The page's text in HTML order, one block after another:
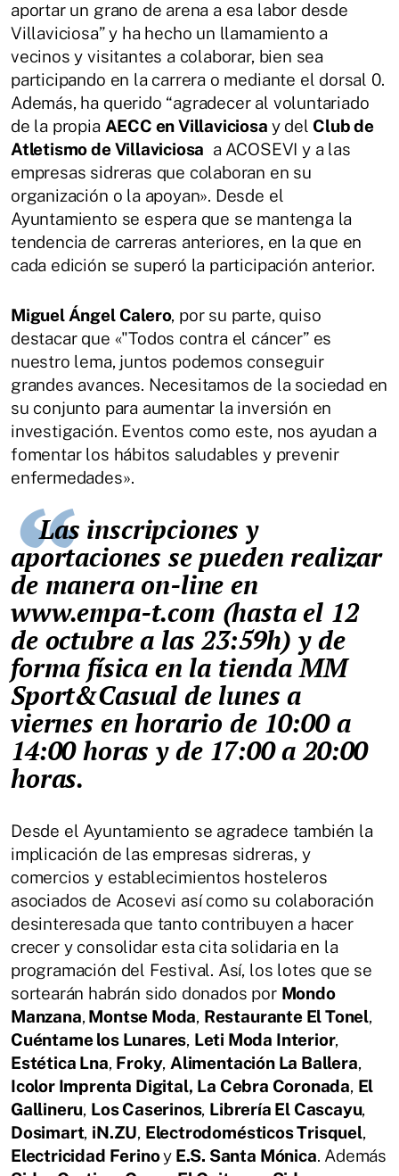
aportar un grano de arena a esa labor desde
Villaviciosa” y ha hecho un llamamiento a
vecinos y visitantes a colaborar, bien sea
participando en la carrera o mediante el dorsal 0.
Además, ha querido “agradecer al voluntariado
de la propia AECC en Villaviciosa y del Club de
Atletismo de Villaviciosa a ACOSEVI y a las
empresas sidreras que colaboran en su
organización o la apoyan». Desde el
Ayuntamiento se espera que se mantenga la
tendencia de carreras anteriores, en la que en
cada edición se superó la participación anterior.
Miguel Ángel Calero, por su parte, quiso
destacar que «"Todos contra el cáncer” es
nuestro lema, juntos podemos conseguir
grandes avances. Necesitamos de la sociedad en
su conjunto para aumentar la inversión en
investigación. Eventos como este, nos ayudan a
fomentar los hábitos saludables y prevenir
enfermedades».
Las inscripciones y
aportaciones se pueden realizar
de manera on-line en
www.empa-t.com (hasta el 12
de octubre a las 23:59h) y de
forma física en la tienda MM
Sport&Casual de lunes a
viernes en horario de 10:00 a
14:00 horas y de 17:00 a 20:00
horas.
Desde el Ayuntamiento se agradece también la
implicación de las empresas sidreras, y
comercios y establecimientos hosteleros
asociados de Acosevi así como su colaboración
desinteresada que tanto contribuyen a hacer
crecer y consolidar esta cita solidaria en la
programación del Festival. Así, los lotes que se
sortearán habrán sido donados por Mondo
Manzana, Montse Moda, Restaurante El Tonel,
Cuéntame los Lunares, Leti Moda Interior,
Estética Lna, Froky, Alimentación La Ballera,
Icolor Imprenta Digital, La Cebra Coronada, El
Gallineru, Los Caserinos, Librería El Cascayu,
Dosimart, iN.ZU, Electrodomésticos Trisquel,
Electricidad Ferinoy E.S. Santa Mónica. Además